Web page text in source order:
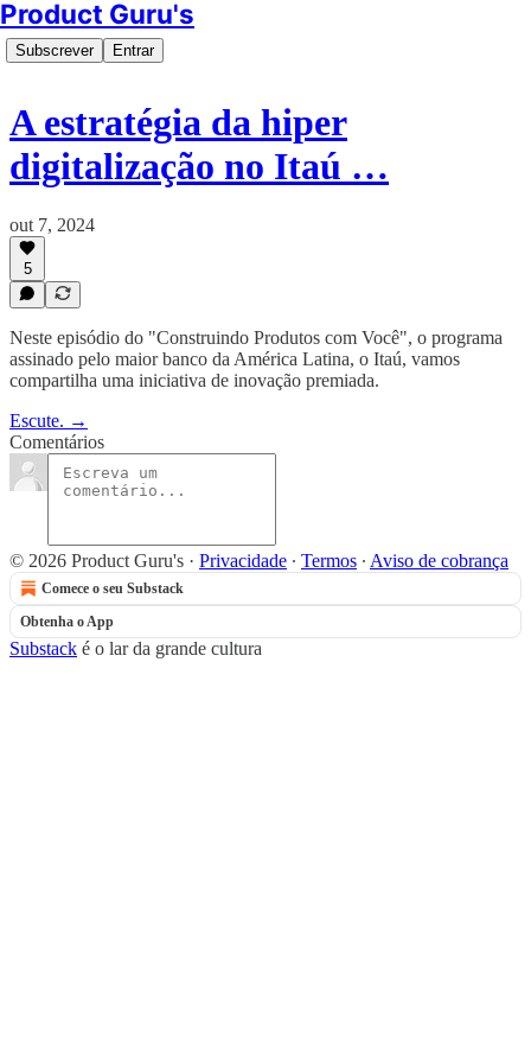
Product Guru's
Subscrever Entrar
A estratégia da hiper
digitalização no Itaú …
out 7, 2024
5
Neste episódio do "Construindo Produtos com Você", o programa
assinado pelo maior banco da América Latina, o Itaú, vamos
compartilha uma iniciativa de inovação premiada.
Escute. →
Comentários
© 2026 Product Guru's · Privacidade ∙ Termos ∙ Aviso de cobrança
Comece o seu Substack
Obtenha o App
Substack é o lar da grande cultura